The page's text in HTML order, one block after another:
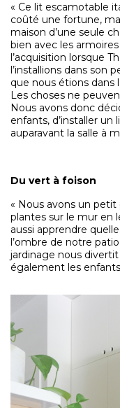
« Ce lit escamotable
coûté une fortune,
maison d’une seule
bien avec les
l’acquisition lorsque
l’installions dans son
que nous étions dans
Les choses ne
Nous avons donc
enfants, d’installer
auparavant la salle à
Du vert à foison
« Nous avons un
plantes sur le mur en
aussi apprendre
l’ombre de notre
jardinage nous
également les